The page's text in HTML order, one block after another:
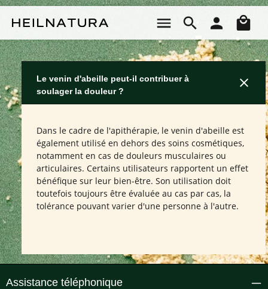
Le venin d'abeille peut-il contribuer à
soulager la douleur ?
Dans le cadre de l'apithérapie, le venin d'abeille est
également utilisé en dehors des soins cosmétiques,
notamment en cas de douleurs musculaires ou
articulaires. Certains utilisateurs rapportent un effet
bénéfique sur leur bien-être. Son utilisation doit
toutefois toujours être évaluée au cas par cas, la
tolérance pouvant varier d'une personne à l'autre.
Assistance téléphonique